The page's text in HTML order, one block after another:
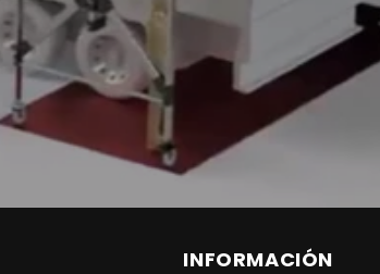
INFORMACIÓN